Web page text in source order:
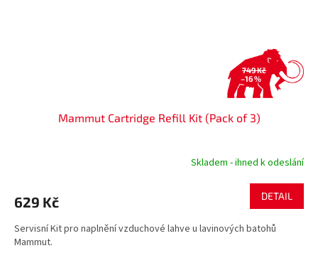
749 Kč
–16 %
Mammut Cartridge Refill Kit (Pack of 3)
Skladem - ihned k odeslání
629 Kč DETAIL
Servisní Kit pro naplnění vzduchové lahve u lavinových batohů
Mammut.